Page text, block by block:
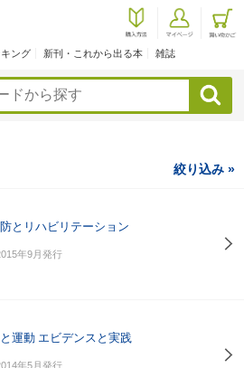
ング 新刊・これから出る本 雑誌
検索
絞り込み »
とリハビリテーション
年9月発行
運動 エビデンスと実践
年5月発行